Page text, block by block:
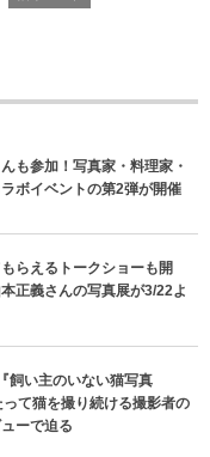
も参加！写真家・料理家・
ボイベントの第2弾が開催
らえるトークショーも開
正義さんの写真展が3/22よ
飼い主のいない猫写真
て猫を撮り続ける撮影者の
ーで迫る